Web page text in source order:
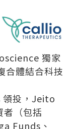
獨家
合體結合科技
領投，Jeito
（包括
Funds、